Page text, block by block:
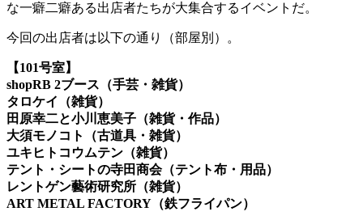
な一癖二癖ある出店者たちが大集合するイベントだ。
今回の出店者は以下の通り（部屋別）。
【101号室】
shopRB 2ブース（手芸・雑貨）
タロケイ（雑貨）
田原幸二と小川恵美子（雑貨・作品）
大須モノコト（古道具 ・雑貨）
ユキヒトコウムテン（雑貨）
テント・シートの寺田商会（テント布・用品）
レントゲン藝術研究所（雑貨）
ART METAL FACTORY（鉄フライパン）